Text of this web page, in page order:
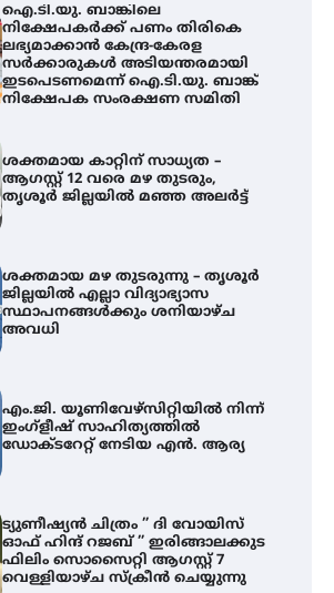
ശക്തമായ കാറ്റിന് സാധ്യത –
ആഗസ്റ്റ് 12 വരെ മഴ തുടരും,
തൃശൂർ ജില്ലയിൽ മഞ്ഞ അലർട്ട്
ശക്തമായ മഴ തുടരുന്നു – തൃശൂർ
ജില്ലയിൽ എല്ലാ വിദ്യാഭ്യാസ
സ്ഥാപനങ്ങൾക്കും ശനിയാഴ്ച
അവധി
എം.ജി. യൂണിവേഴ്‌സിറ്റിയിൽ നിന്ന്
ഇംഗ്ളീഷ് സാഹിത്യത്തിൽ
ഡോക്ടറേറ്റ് നേടിയ എൻ. ആര്യ
ട്യുണീഷ്യൻ ചിത്രം ” ദി വോയിസ്
ഓഫ് ഹിന്ദ് റജബ് ” ഇരിങ്ങാലക്കുട
ഫിലിം സൊസൈറ്റി ആഗസ്റ്റ് 7
വെള്ളിയാഴ്ച സ്‌ക്രീൻ ചെയ്യുന്നു
തിരനോട്ടം ‘അരങ്ങ് 2026’ ഉണർന്നു